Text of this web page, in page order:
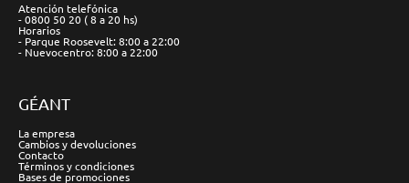
Atención telefónica
- 0800 50 20 ( 8 a 20 hs)
Horarios
- Parque Roosevelt: 8:00 a 22:00
- Nuevocentro: 8:00 a 22:00
GÉANT
La empresa
Cambios y devoluciones
Contacto
Términos y condiciones
Bases de promociones